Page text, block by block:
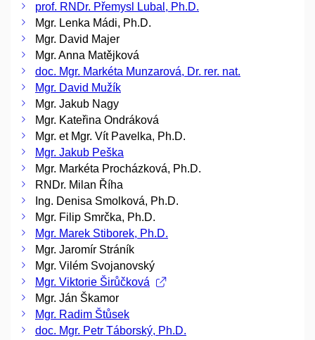
prof. RNDr. Přemysl Lubal, Ph.D.
Mgr. Lenka Mádi, Ph.D.
Mgr. David Majer
Mgr. Anna Matějková
doc. Mgr. Markéta Munzarová, Dr. rer. nat.
Mgr. David Mužík
Mgr. Jakub Nagy
Mgr. Kateřina Ondráková
Mgr. et Mgr. Vít Pavelka, Ph.D.
Mgr. Jakub Peška
Mgr. Markéta Procházková, Ph.D.
RNDr. Milan Říha
Ing. Denisa Smolková, Ph.D.
Mgr. Filip Smrčka, Ph.D.
Mgr. Marek Stiborek, Ph.D.
Mgr. Jaromír Stráník
Mgr. Vilém Svojanovský
Mgr. Viktorie Širůčková
Mgr. Ján Škamor
Mgr. Radim Štůsek
doc. Mgr. Petr Táborský, Ph.D.